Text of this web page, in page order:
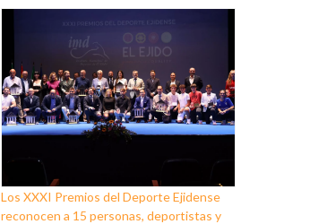
Los XXXI Premios del Deporte Ejidense
reconocen a 15 personas, deportistas y